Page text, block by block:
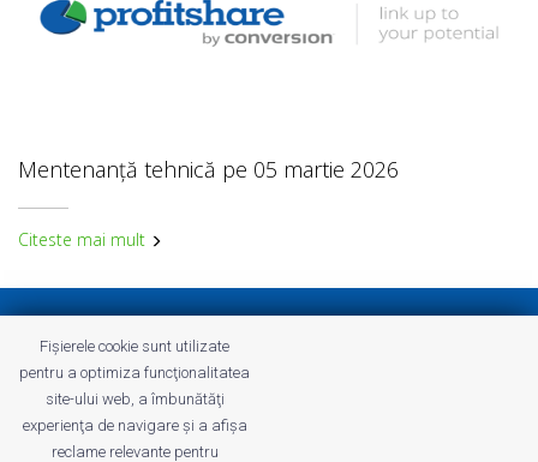
Mentenanță tehnică pe 05 martie 2026
Citeste mai mult
Termeni și Condiții Profitshare
Întrebări frecvente
Politica de confidenţialitate
Cariere
Fișierele cookie sunt utilizate
pentru a optimiza funcţionalitatea
site-ului web, a îmbunătăţi
experienţa de navigare şi a afişa
reclame relevante pentru